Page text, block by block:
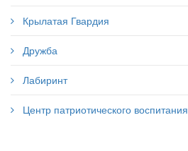
Крылатая Гвардия
Дружба
Лабиринт
Центр патриотического воспитания